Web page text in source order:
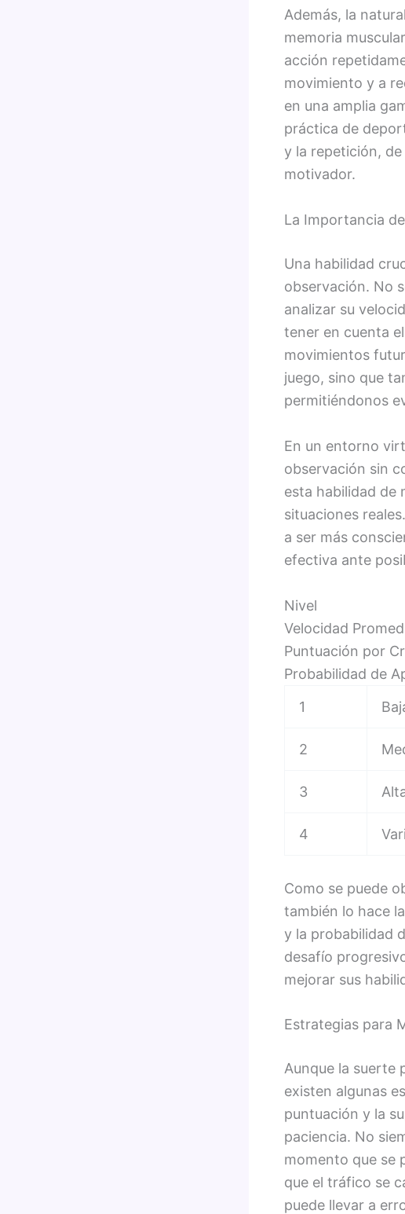
Además, la
memoria
acción
movimiento y a
en una amplia
práctica de
y la repetición,
motivador.
La Importancia
Una habilidad
observación. No
analizar su
tener en cuenta
movimientos
juego, sino que
permitiéndonos
En un entorno
observación sin
esta habilidad de
situaciones
a ser más
efectiva ante
Nivel
Velocidad
Puntuación por
Probabilidad de
1
2
3
4
Como se puede
también lo hace
y la probabilidad
desafío
mejorar sus
Estrategias para
Aunque la suerte
existen algunas
puntuación y la
paciencia. No
momento que se
que el tráfico se
puede llevar a